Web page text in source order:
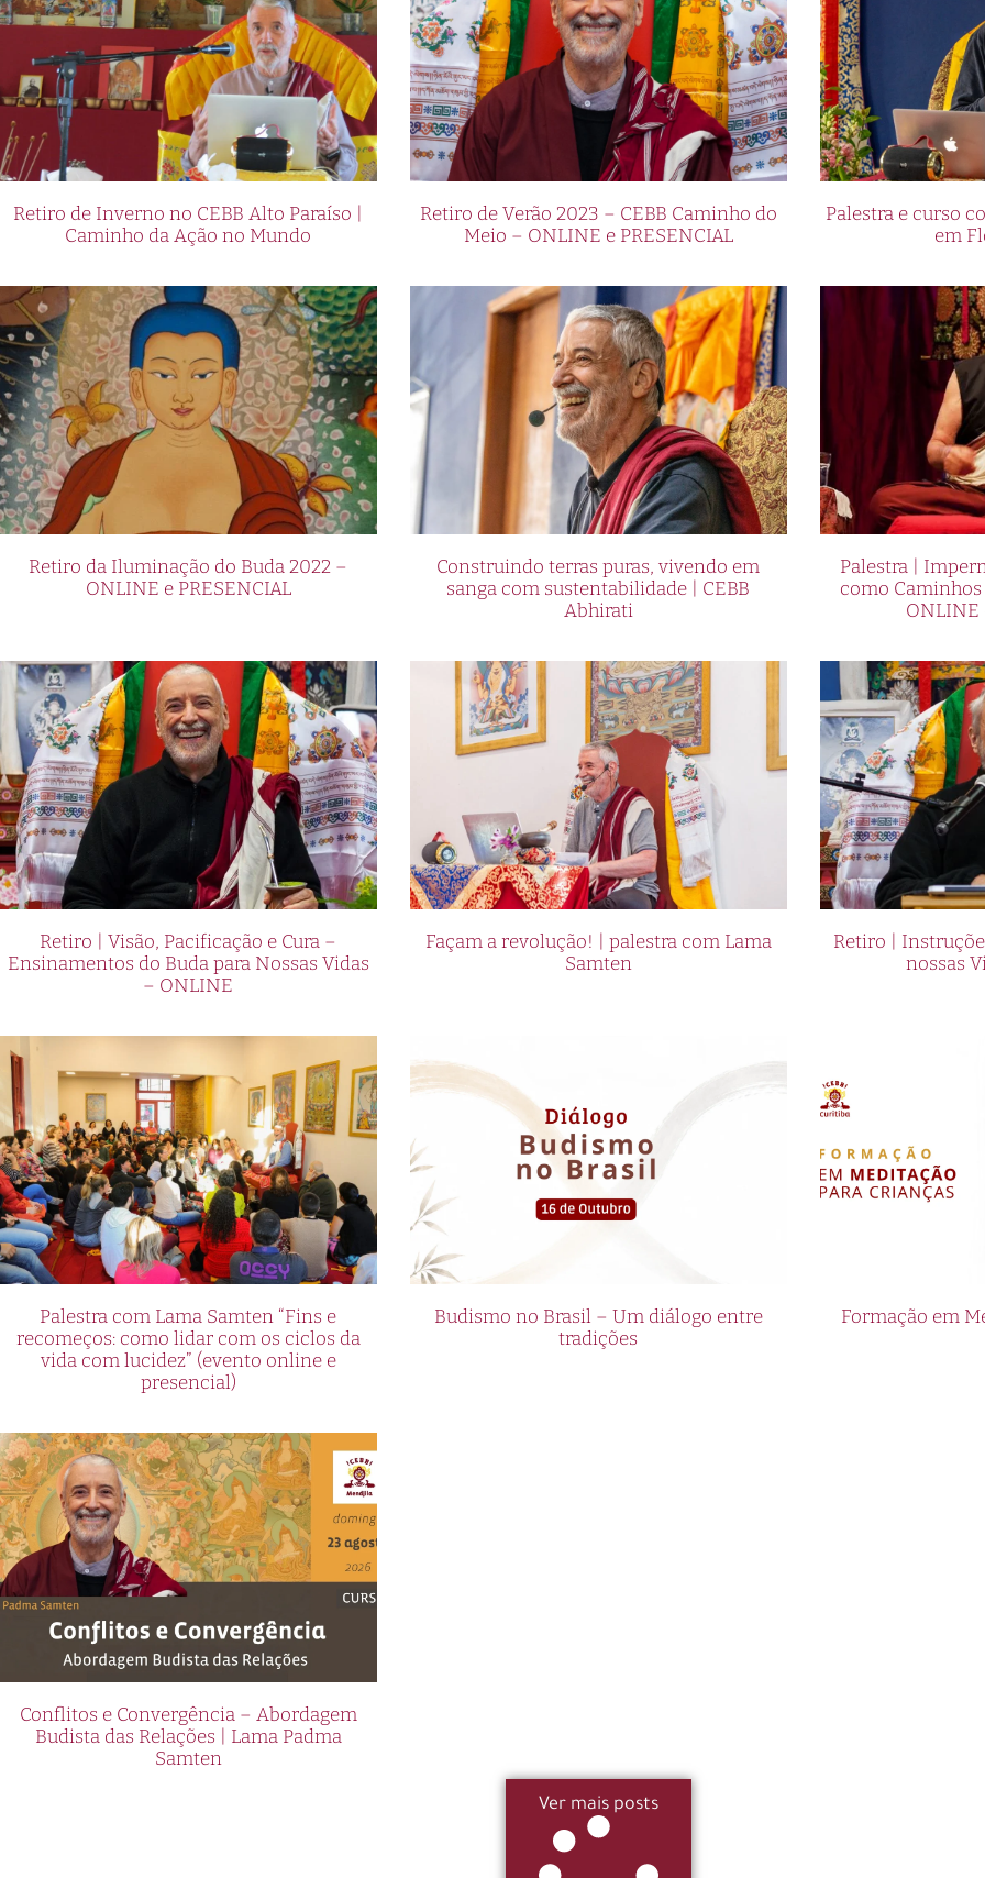
Retiro de Inverno no CEBB Alto Paraíso |
Caminho da Ação no Mundo
Retiro de Verão 2023 – CEBB Caminho do
Meio – ONLINE e PRESENCIAL
Palestra e curso
em
Retiro da Iluminação do Buda 2022 –
ONLINE e PRESENCIAL
Construindo terras puras, vivendo em
sanga com sustentabilidade | CEBB
Abhirati
Palestra |
como
ONLINE
Retiro | Visão, Pacificação e Cura –
Ensinamentos do Buda para Nossas Vidas
– ONLINE
Façam a revolução! | palestra com Lama
Samten
Retiro |
nossas
Palestra com Lama Samten “Fins e
recomeços: como lidar com os ciclos da
vida com lucidez” (evento online e
presencial)
Budismo no Brasil – Um diálogo entre
tradições
Formação em
Conflitos e Convergência – Abordagem
Budista das Relações | Lama Padma
Samten
Ver mais posts